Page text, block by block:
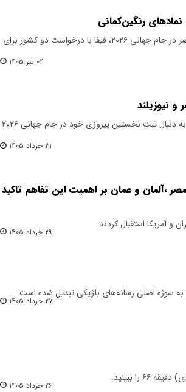
رنگین‌کمانی
در آستانه دیدار حساس تیم‌های ملی فوتبال ایران و مصر در جام جهانی ۲۰۲۶، فیفا با درخواست دو کشور برای
۰۴ تیر ۱۴۰۵
نیوزیلند
تیم ملی مصر در آستانه دیدار حساس مقابل نیوزیلند، به دنبال ثبت نخستین پیروزی خود در جام جهانی ۲۰۲۶
۳۱ خرداد ۱۴۰۵
مصر ،آلمان و عمان بر اهمیت این تفاهم تاکید
و آمریکا استقبال کردند
۲۹ خرداد ۱۴۰۵
به سوژه اصلی رسانه‌های بلژیکی تبدیل شده است.
۲۷ خرداد ۱۴۰۵
ببینید.
۲۶ خرداد ۱۴۰۵